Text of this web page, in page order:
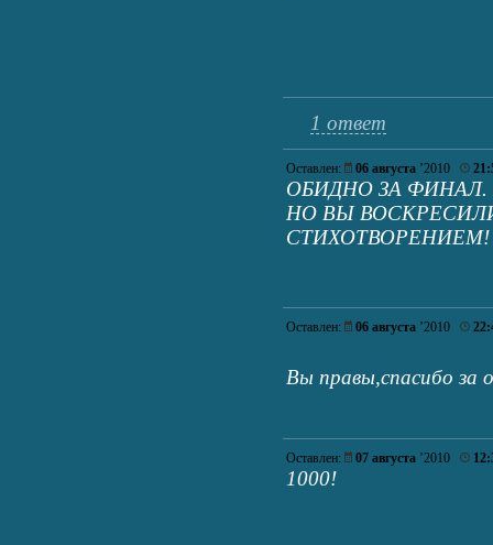
1 ответ
Оставлен: 06 августа ’2010
ОБИДНО ЗА ФИНАЛ.
НО ВЫ
СТИХОТВОРЕНИЕМ!
Оставлен: 06 августа ’2010
Вы правы,спасибо
Оставлен: 07 августа ’2010
1000!